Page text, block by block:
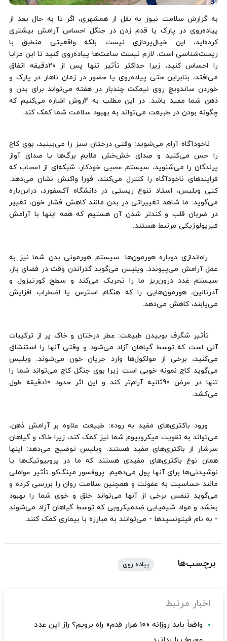
به گزارش سلامت نیوز به نقل از همشهری، اگر تا به حال بعد از
پیاده‌روی در پارک یا قدم زدن در جنگل احساس آرامش بیشتری
کرده‌اید، این خیال‌پردازی نیست بلکه واقعیتی منطبق با
زیست‌شناسی است. لازم نیست ساعت‌ها پیاده‌روی کنید تا این مزایا
را احساس کنید، زیرا حداکثر تأثیر تنها پس از ۲۰دقیقه اتفاق
می‌افتد، بنابراین حتی پیاده‌روی یا حضور در زمان ناهار در پارک و
خوردن ساندویچ روی نیمکت چندبار در هفته می‌تواند برای بدن و
ذهن شما مفید باشد. در این مطلب به 4روش اشاره می‌کنیم که
چگونه بودن در طبیعت می‌تواند به بهبود سلامت شما کمک کند.
ناخودآگاه آرام می‌شوید: وقتی درختان سبز را می‌بینید، بوی کاج
را حس می‌کنید و صدای خش‌خش ملایم برگ‌ها یا صدای آواز
پرندگان را می‌شنوید، سیستم عصبی خودکار، شبکه‌ای از اعصاب که
فرایندهای ناخودآگاه را کنترل می‌کنند، فورا واکنش نشان می‌دهد.
کتی ویلیس، استاد تنوع زیستی در دانشگاه آکسفورد، دراین‌باره
می‌گوید: ما شاهد تغییراتی در بدن مانند کاهش فشار خون، تغییر
در ضربان قلب و کندتر شدن آن هستیم که همه اینها با آرامش
فیزیولوژیکی مرتبط هستند.
راه‌اندازی دوباره هورمون‌ها: سیستم هورمونی بدن شما نیز به
عمل آرامش می‌پیوندد. ویلیس می‌گوید گذراندن وقت در فضای باز،
سیستم غدد درون‌ریز ما را تحریک می‌کند و سطح کورتیزول و
آدرنالین، هورمون‌هایی را که هنگام استرس یا اضطراب افزایش
می‌یابند، کاهش می‌دهد.
تأثیر شگرف بوییدن طبیعت: عطر درختان و خاک پر از ترکیبات
آلی است که توسط گیاهان آزاد می‌شود و وقتی آنها را استنشاق
می‌کنید، برخی از مولکول‌ها وارد جریان خون می‌شوند. ویلیس
می‌گوید کاج نمونه خوبی‌ است زیرا بوی جنگل کاج می‌تواند شما را
تنها در عرض 90ثانیه آرام‌تر کند و این اثر حدود 10دقیقه طول
می‌کشد.
ورود باکتری‌های مفید به روده: طبیعت علاوه بر آرامش ذهن،
می‌تواند به تقویت میکروبیوم شما نیز کمک کند، زیرا خاک و گیاهان
سرشار از باکتری‌های مفید هستند. ویلیس توضیح می‌دهد: اینها
همان نوع باکتری‌های مفیدی هستند که ما در پروبیوتیک‌ها یا
نوشیدنی‌ها برای آنها پول می‌دهیم. پروفسور مینگ‌کو تأثیر عواملی
مانند حساسیت به عفونت و همچنین سلامت روان را بررسی کرده و
می‌گوید تنفس برخی از آنها می‌تواند خلق و خوی شما را بهبود
بخشد و مواد شیمیایی ضدمیکروبی که توسط گیاهان آزاد می‌شوند
- به نام فیتونسیدها - می‌توانند به مبارزه با بیماری کمک کنند.
برچسب‌ها پیاده روی
اخبار مرتبط
واقعاً باید روزانه «۱۰ هزار قدم» راه برویم؟ راز این عدد